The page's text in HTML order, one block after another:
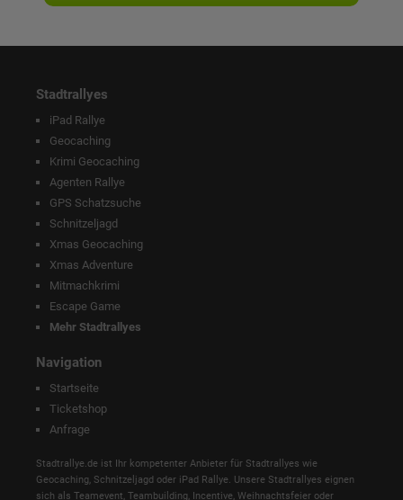
Stadtrallyes
iPad Rallye
Geocaching
Krimi Geocaching
Agenten Rallye
GPS Schatzsuche
Schnitzeljagd
Xmas Geocaching
Xmas Adventure
Mitmachkrimi
Escape Game
Mehr Stadtrallyes
Navigation
Startseite
Ticketshop
Anfrage
Stadtrallye.de ist Ihr kompetenter Anbieter für Stadtrallyes wie
Geocaching, Schnitzeljagd oder iPad Rallye. Unsere Stadtrallyes eignen
sich als Teamevent, Teambuilding, Incentive, Weihnachtsfeier oder